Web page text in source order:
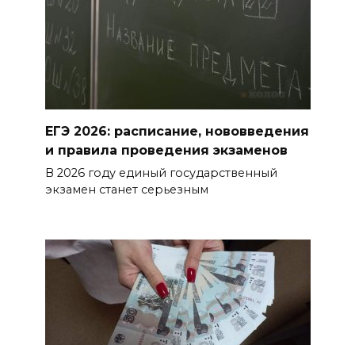
ЕГЭ 2026: расписание, нововведения
и правила проведения экзаменов
В 2026 году единый государственный
экзамен станет серьезным